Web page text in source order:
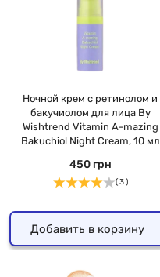
Ночной крем с ретинолом и
бакучиолом для лица By
Wishtrend Vitamin A-mazing
Bakuchiol Night Cream, 10 мл
450 грн
( 3 )
Добавить в корзину